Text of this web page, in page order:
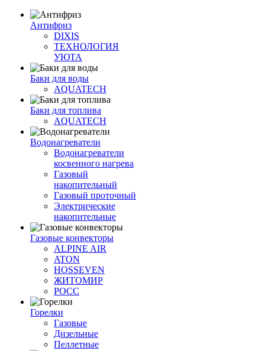
Антифриз
DIXIS
ТЕХНОЛОГИЯ
УЮТА
Баки для воды
AQUATECH
Баки для топлива
AQUATECH
Водонагреватели
Водонагреватели
косвенного нагрева
Газовый
накопительный
Газовый проточный
Электрические
накопительные
Газовые конвекторы
ALPINE AIR
ATON
HOSSEVEN
ЖИТОМИР
РОСС
Горелки
Газовые
Дизельные
Пеллетные